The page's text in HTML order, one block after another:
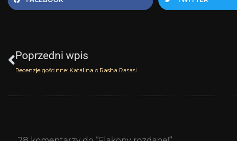
Poprzedni wpis
Recenzje gościnne: Katalina o Rasha Rasasi